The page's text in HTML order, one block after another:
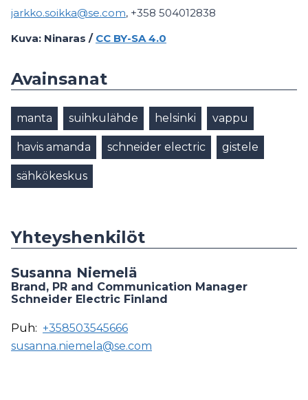
jarkko.soikka@se.com, +358 504012838
Kuva: Ninaras / CC BY-SA 4.0
Avainsanat
manta suihkulähde helsinki vappu
havis amanda schneider electric gistele
sähkökeskus
Yhteyshenkilöt
Susanna Niemelä
Brand, PR and Communication Manager
Schneider Electric Finland
Puh: +358503545666
susanna.niemela@se.com